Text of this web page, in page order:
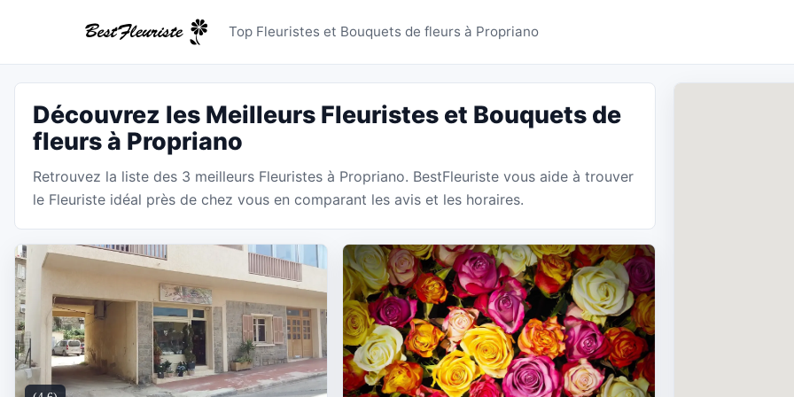
Fleuristes Propriano -
Top Fleuristes et Bouquets de fleurs à Propriano
Découvrez les Meilleurs Fleuristes et Bouquets de
fleurs à Propriano
Retrouvez la liste des 3 meilleurs Fleuristes à Propriano. BestFleuriste vous aide à trouver
le Fleuriste idéal près de chez vous en comparant les avis et les horaires.